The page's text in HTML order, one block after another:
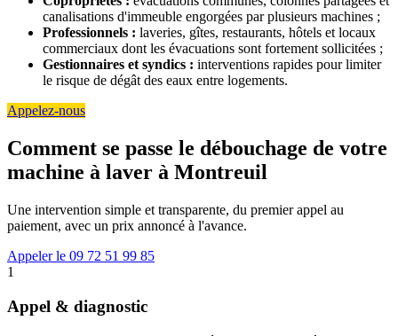
canalisations d'immeuble engorgées par plusieurs machines ;
Professionnels : laveries, gîtes, restaurants, hôtels et locaux
commerciaux dont les évacuations sont fortement sollicitées ;
Gestionnaires et syndics : interventions rapides pour limiter
le risque de dégât des eaux entre logements.
Appelez-nous
Comment se passe le débouchage de votre
machine à laver à Montreuil
Une intervention simple et transparente, du premier appel au
paiement, avec un prix annoncé à l'avance.
Appeler le 09 72 51 99 85
1
Appel & diagnostic